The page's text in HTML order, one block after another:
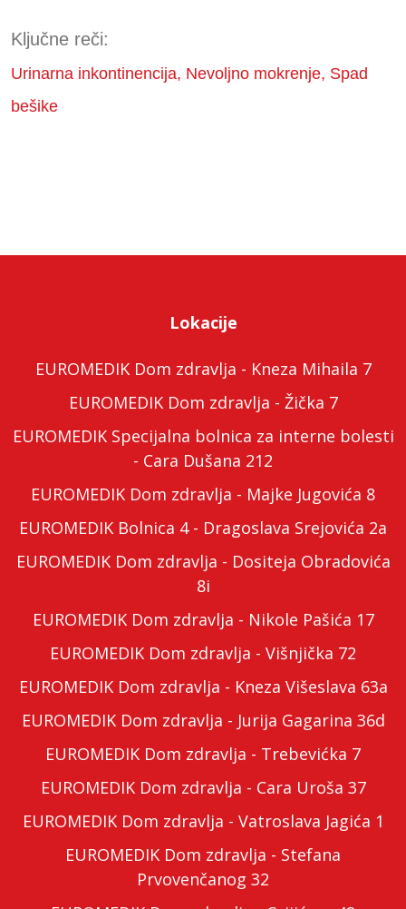
Ključne reči:
Urinarna inkontinencija, Nevoljno mokrenje, Spad
bešike
Lokacije
EUROMEDIK Dom zdravlja - Kneza Mihaila 7
EUROMEDIK Dom zdravlja - Žička 7
EUROMEDIK Specijalna bolnica za interne bolesti
- Cara Dušana 212
EUROMEDIK Dom zdravlja - Majke Jugovića 8
EUROMEDIK Bolnica 4 - Dragoslava Srejovića 2a
EUROMEDIK Dom zdravlja - Dositeja Obradovića
8i
EUROMEDIK Dom zdravlja - Nikole Pašića 17
EUROMEDIK Dom zdravlja - Višnjička 72
EUROMEDIK Dom zdravlja - Kneza Višeslava 63a
EUROMEDIK Dom zdravlja - Jurija Gagarina 36d
EUROMEDIK Dom zdravlja - Trebevićka 7
EUROMEDIK Dom zdravlja - Cara Uroša 37
EUROMEDIK Dom zdravlja - Vatroslava Jagića 1
EUROMEDIK Dom zdravlja - Stefana
Prvovenčanog 32